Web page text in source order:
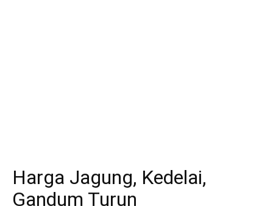
Harga Jagung, Kedelai,
Gandum Turun